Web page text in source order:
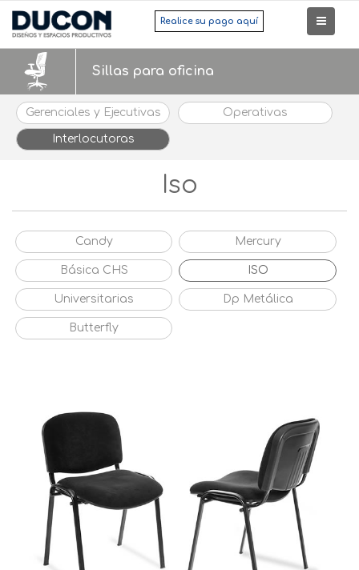
Realice su pago aquí
Sillas para oficina
Gerenciales y Ejecutivas Operativas
Interlocutoras
Iso
Candy Mercury
Básica CHS ISO
Universitarias Dp Metálica
Butterfly